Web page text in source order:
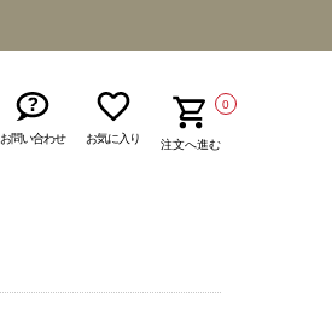
お問い合わせ お気に入り
0
注文へ進む